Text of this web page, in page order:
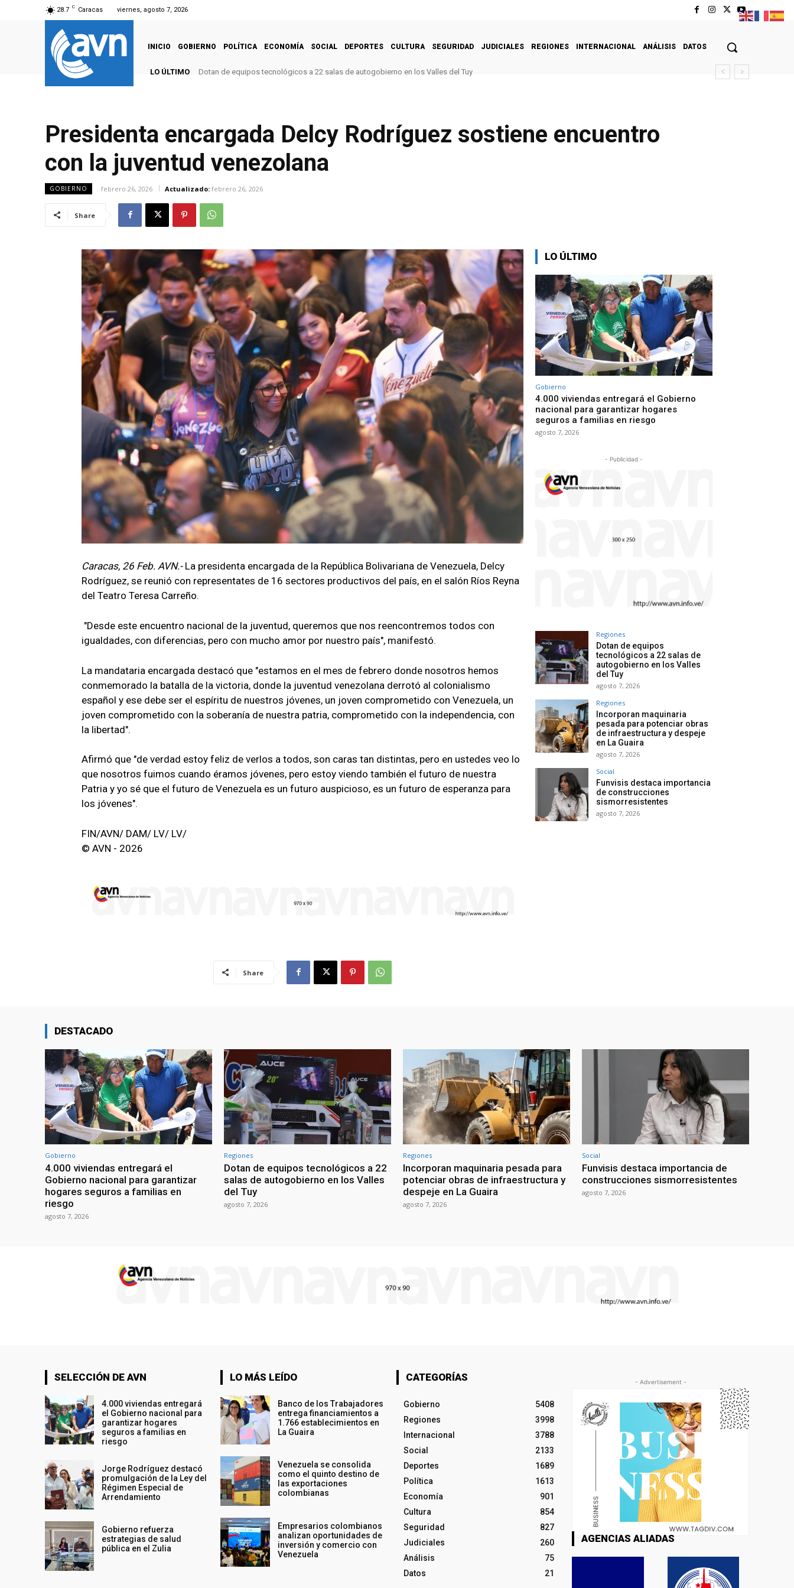
28.7 C Caracas viernes, agosto 7, 2026
INICIO GOBIERNO POLÍTICA ECONOMÍA SOCIAL DEPORTES CULTURA SEGURIDAD JUDICIALES REGIONES INTERNACIONAL ANÁLISIS DATOS
LO ÚLTIMO Dotan de equipos tecnológicos a 22 salas de autogobierno en los Valles del Tuy
Presidenta encargada Delcy Rodríguez sostiene encuentro
con la juventud venezolana
GOBIERNO febrero 26, 2026 Actualizado: febrero 26, 2026
Share
Caracas, 26 Feb. AVN.- La presidenta encargada de la República Bolivariana de Venezuela, Delcy
Rodríguez, se reunió con representates de 16 sectores productivos del país, en el salón Ríos Reyna
del Teatro Teresa Carreño.
"Desde este encuentro nacional de la juventud, queremos que nos reencontremos todos con
igualdades, con diferencias, pero con mucho amor por nuestro país", manifestó.
La mandataria encargada destacó que "estamos en el mes de febrero donde nosotros hemos
conmemorado la batalla de la victoria, donde la juventud venezolana derrotó al colonialismo
español y ese debe ser el espíritu de nuestros jóvenes, un joven comprometido con Venezuela, un
joven comprometido con la soberanía de nuestra patria, comprometido con la independencia, con
la libertad".
Afirmó que "de verdad estoy feliz de verlos a todos, son caras tan distintas, pero en ustedes veo lo
que nosotros fuimos cuando éramos jóvenes, pero estoy viendo también el futuro de nuestra
Patria y yo sé que el futuro de Venezuela es un futuro auspicioso, es un futuro de esperanza para
los jóvenes".
FIN/AVN/ DAM/ LV/ LV/
© AVN - 2026
Share
LO ÚLTIMO
Gobierno
4.000 viviendas entregará el Gobierno
nacional para garantizar hogares
seguros a familias en riesgo
agosto 7, 2026
- Publicidad -
Regiones
Dotan de equipos
tecnológicos a 22 salas de
autogobierno en los Valles
del Tuy
agosto 7, 2026
Regiones
Incorporan maquinaria
pesada para potenciar obras
de infraestructura y despeje
en La Guaira
agosto 7, 2026
Social
Funvisis destaca importancia
de construcciones
sismorresistentes
agosto 7, 2026
DESTACADO
Gobierno
4.000 viviendas entregará el
Gobierno nacional para garantizar
hogares seguros a familias en
riesgo
agosto 7, 2026
Regiones
Dotan de equipos tecnológicos a 22
salas de autogobierno en los Valles
del Tuy
agosto 7, 2026
Regiones
Incorporan maquinaria pesada para
potenciar obras de infraestructura y
despeje en La Guaira
agosto 7, 2026
Social
Funvisis destaca importancia de
construcciones sismorresistentes
agosto 7, 2026
SELECCIÓN DE AVN
4.000 viviendas entregará
el Gobierno nacional para
garantizar hogares
seguros a familias en
riesgo
Jorge Rodríguez destacó
promulgación de la Ley del
Régimen Especial de
Arrendamiento
Gobierno refuerza
estrategias de salud
pública en el Zulia
LO MÁS LEÍDO
Banco de los Trabajadores
entrega financiamientos a
1.766 establecimientos en
La Guaira
Venezuela se consolida
como el quinto destino de
las exportaciones
colombianas
Empresarios colombianos
analizan oportunidades de
inversión y comercio con
Venezuela
CATEGORÍAS
Gobierno
5408
Regiones
3998
Internacional
3788
Social
2133
Deportes
1689
Política
1613
Economía
901
Cultura
854
Seguridad
827
Judiciales
260
Análisis
75
Datos
21
- Advertisement -
AGENCIAS ALIADAS